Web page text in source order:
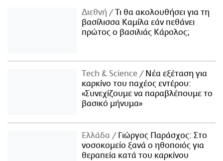
Διεθνή
Τι θα ακολουθήσει για τη
βασίλισσα Καμίλα εάν πεθάνει
πρώτος ο βασιλιάς Κάρολος;
Τech & Science
Νέα εξέταση για
καρκίνο του παχέος εντέρου:
«Συνεχίζουμε να παραβλέπουμε το
βασικό μήνυμα»
Ελλάδα
Γιώργος Παράσχος: Στο
νοσοκομείο ξανά ο ηθοποιός για
θεραπεία κατά του καρκίνου